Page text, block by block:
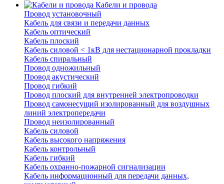
Кабели и провода
Провод установочный
Кабель для связи и передачи данных
Кабель оптический
Кабель плоский
Кабель силовой < 1кВ для нестационарной прокладки
Кабель спиральный
Провод одножильный
Провод акустический
Провод гибкий
Провод плоский для внутренней электропроводки
Провод самонесущий изолированный для воздушных
линий электропередачи
Провод неизолированный
Кабель силовой
Кабель высокого напряжения
Кабель контрольный
Кабель гибкий
Кабель охранно-пожарной сигнализации
Кабель информационный для передачи данных,